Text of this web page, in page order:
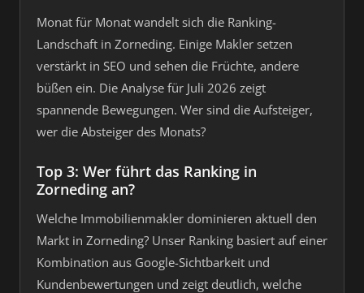
Monat für Monat wandelt sich die Ranking-
Landschaft in Zorneding. Einige Makler setzen
verstärkt in SEO und sehen die Früchte, andere
büßen ein. Die Analyse für Juli 2026 zeigt
spannende Bewegungen. Wer sind die Aufsteiger,
wer die Absteiger des Monats?
Top 3: Wer führt das Ranking in
Zorneding an?
Welche Immobilienmakler dominieren aktuell den
Markt in Zorneding? Unser Ranking basiert auf einer
Kombination aus Google-Sichtbarkeit und
Kundenbewertungen und zeigt deutlich, welche